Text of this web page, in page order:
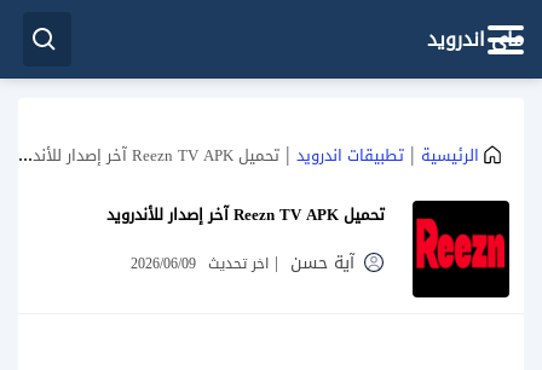
ماي اندرويد
الرئيسية | تطبيقات اندرويد | تحميل Reezn TV APK آخر إصدار للأندرويد
تحميل Reezn TV APK آخر إصدار للأندرويد
آية حسن | اخر تحديث 2026/06/09